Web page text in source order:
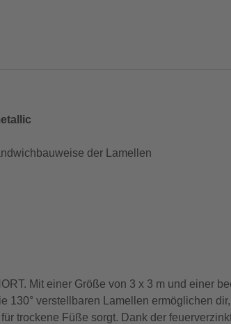
der Lamellen
Mit einer Größe von 3 x 3 m und einer
130° verstellbaren Lamellen ermöglichen
trockene Füße sorgt. Dank der